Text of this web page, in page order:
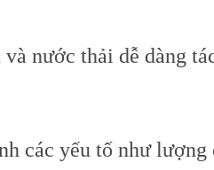
nước thải dễ dàng
các yếu tố như